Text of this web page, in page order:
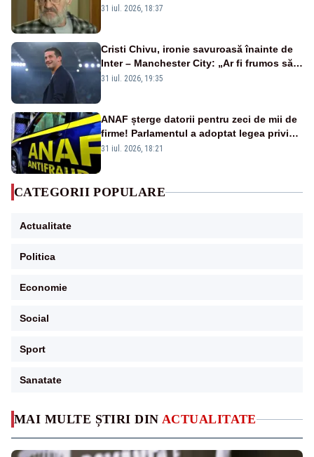
MAI MULTE ȘTIRI DIN ACTUALITATE
sportiv – AUDIO
31 iul. 2026, 18:37
Cristi Chivu, ironie savuroasă înainte de
Inter – Manchester City: „Ar fi frumos să
mai cumpărați și de la noi”
31 iul. 2026, 19:35
ANAF șterge datorii pentru zeci de mii de
firme! Parlamentul a adoptat legea privind
amnistia fiscală
31 iul. 2026, 18:21
CATEGORII POPULARE
Actualitate
Politica
Economie
Social
Sport
Sanatate